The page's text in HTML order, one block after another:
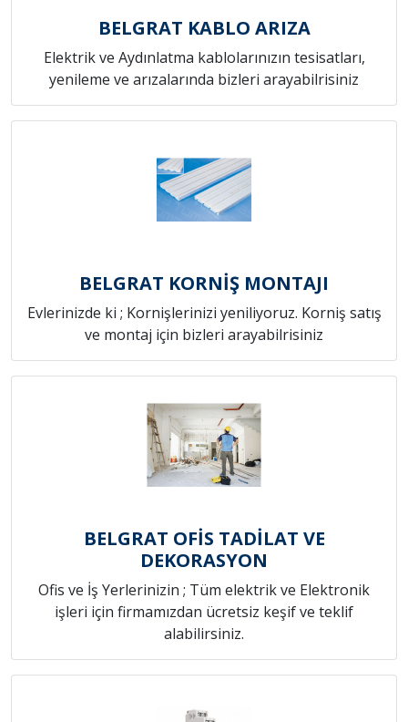
BELGRAT KABLO ARIZA
Elektrik ve Aydınlatma kablolarınızın tesisatları,
yenileme ve arızalarında bizleri arayabilrisiniz
BELGRAT KORNİŞ MONTAJI
Evlerinizde ki ; Kornişlerinizi yeniliyoruz. Korniş satış
ve montaj için bizleri arayabilrisiniz
BELGRAT OFİS TADİLAT VE
DEKORASYON
Ofis ve İş Yerlerinizin ; Tüm elektrik ve Elektronik
işleri için firmamızdan ücretsiz keşif ve teklif
alabilirsiniz.